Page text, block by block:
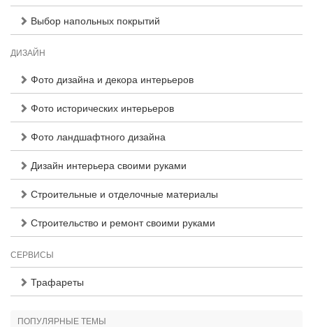
Выбор напольных покрытий
ДИЗАЙН
Фото дизайна и декора интерьеров
Фото исторических интерьеров
Фото ландшафтного дизайна
Дизайн интерьера своими руками
Строительные и отделочные материалы
Строительство и ремонт своими руками
СЕРВИСЫ
Трафареты
ПОПУЛЯРНЫЕ ТЕМЫ